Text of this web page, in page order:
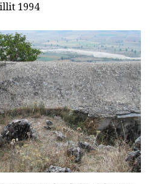
1994